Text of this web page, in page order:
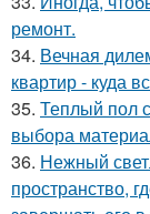
ремонт.
34. Вечная
квартир - куда
35. Теплый пол
выбора
36. Нежный
пространство,